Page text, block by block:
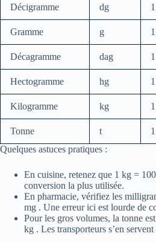
Décigramme dg
Gramme g
Décagramme dag
Hectogramme hg
Kilogramme kg
Tonne t
Quelques astuces pratiques :
En cuisine, retenez que 1 kg =
conversion la plus utilisée.
En pharmacie, vérifiez les
mg . Une erreur ici est lourde de
Pour les gros volumes, la tonne
kg . Les transporteurs s’en